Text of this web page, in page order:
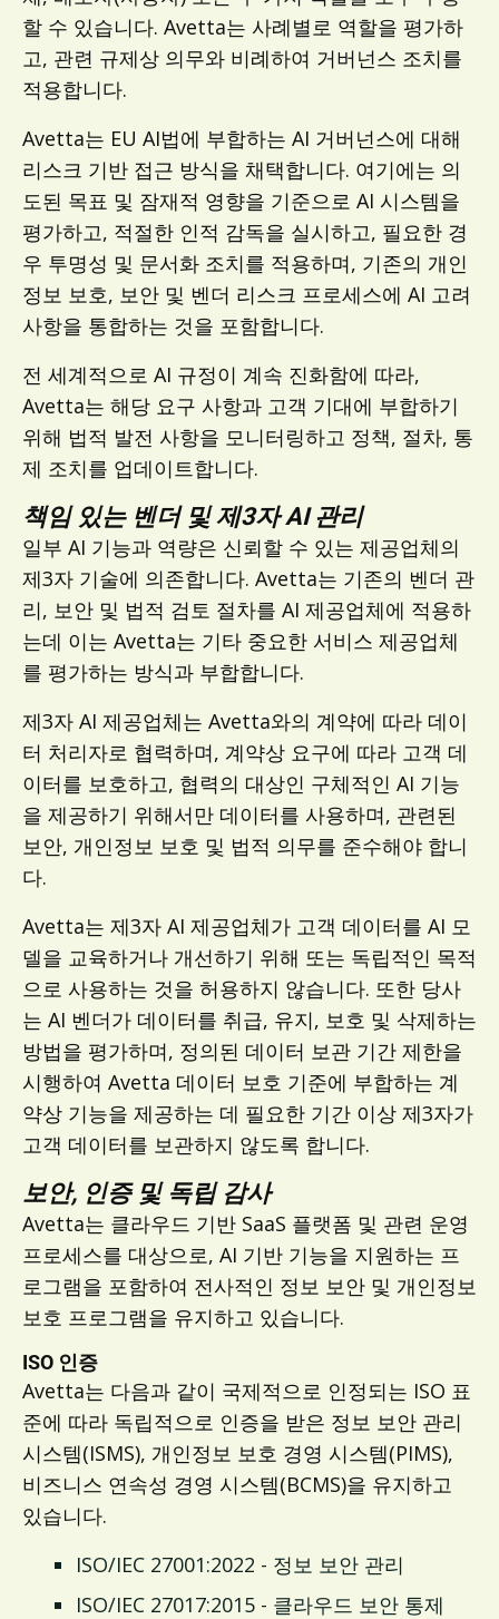
할 수 있습니다. Avetta는 사례별로 역할을 평가하
고, 관련 규제상 의무와 비례하여 거버넌스 조치를
적용합니다.
Avetta는 EU AI법에 부합하는 AI 거버넌스에 대해
리스크 기반 접근 방식을 채택합니다. 여기에는 의
도된 목표 및 잠재적 영향을 기준으로 AI 시스템을
평가하고, 적절한 인적 감독을 실시하고, 필요한 경
우 투명성 및 문서화 조치를 적용하며, 기존의 개인
정보 보호, 보안 및 벤더 리스크 프로세스에 AI 고려
사항을 통합하는 것을 포함합니다.
전 세계적으로 AI 규정이 계속 진화함에 따라,
Avetta는 해당 요구 사항과 고객 기대에 부합하기
위해 법적 발전 사항을 모니터링하고 정책, 절차, 통
제 조치를 업데이트합니다.
책임 있는 벤더 및 제3자 AI 관리
일부 AI 기능과 역량은 신뢰할 수 있는 제공업체의
제3자 기술에 의존합니다. Avetta는 기존의 벤더 관
리, 보안 및 법적 검토 절차를 AI 제공업체에 적용하
는데 이는 Avetta는 기타 중요한 서비스 제공업체
를 평가하는 방식과 부합합니다.
제3자 AI 제공업체는 Avetta와의 계약에 따라 데이
터 처리자로 협력하며, 계약상 요구에 따라 고객 데
이터를 보호하고, 협력의 대상인 구체적인 AI 기능
을 제공하기 위해서만 데이터를 사용하며, 관련된
보안, 개인정보 보호 및 법적 의무를 준수해야 합니
다.
Avetta는 제3자 AI 제공업체가 고객 데이터를 AI 모
델을 교육하거나 개선하기 위해 또는 독립적인 목적
으로 사용하는 것을 허용하지 않습니다. 또한 당사
는 AI 벤더가 데이터를 취급, 유지, 보호 및 삭제하는
방법을 평가하며, 정의된 데이터 보관 기간 제한을
시행하여 Avetta 데이터 보호 기준에 부합하는 계
약상 기능을 제공하는 데 필요한 기간 이상 제3자가
고객 데이터를 보관하지 않도록 합니다.
보안, 인증 및 독립 감사
Avetta는 클라우드 기반 SaaS 플랫폼 및 관련 운영
프로세스를 대상으로, AI 기반 기능을 지원하는 프
로그램을 포함하여 전사적인 정보 보안 및 개인정보
보호 프로그램을 유지하고 있습니다.
ISO 인증
Avetta는 다음과 같이 국제적으로 인정되는 ISO 표
준에 따라 독립적으로 인증을 받은 정보 보안 관리
시스템(ISMS), 개인정보 보호 경영 시스템(PIMS),
비즈니스 연속성 경영 시스템(BCMS)을 유지하고
있습니다.
ISO/IEC 27001:2022 - 정보 보안 관리
ISO/IEC 27017:2015 - 클라우드 보안 통제